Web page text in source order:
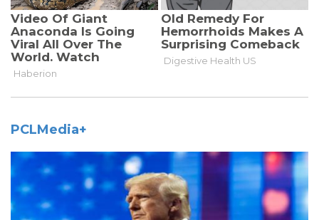
PCLMedia+